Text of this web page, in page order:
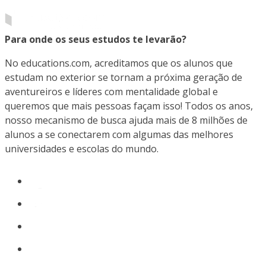
Para onde os seus estudos te levarão?
No educations.com, acreditamos que os alunos que
estudam no exterior se tornam a próxima geração de
aventureiros e líderes com mentalidade global e
queremos que mais pessoas façam isso! Todos os anos,
nosso mecanismo de busca ajuda mais de 8 milhões de
alunos a se conectarem com algumas das melhores
universidades e escolas do mundo.